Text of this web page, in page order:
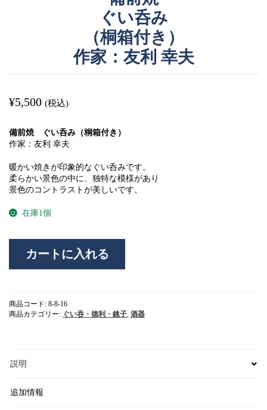
ぐい呑み
（桐箱付き）
作家：友利 幸夫
¥5,500 (税込)
備前焼 ぐい呑み（桐箱付き）
作家：友利 幸夫
暖かい焼きが印象的なぐい呑みです。
柔らかい景色の中に、独特な模様があり
景色のコントラストが美しいです。
在庫1個
呑
み
作
友
カートに入れる
商品コード: 8-8-16
商品カテゴリー: ぐい吞・徳利・銚子 酒器
説明
追加情報